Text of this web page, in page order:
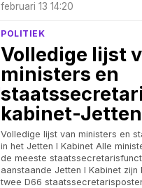
februari 13 14:20
POLITIEK
Volledige lijst
ministers en
kabinet-
Volledige lijst van ministers en
in het Jetten I Kabinet Alle
de meeste
aanstaande Jetten I Kabinet
twee D66